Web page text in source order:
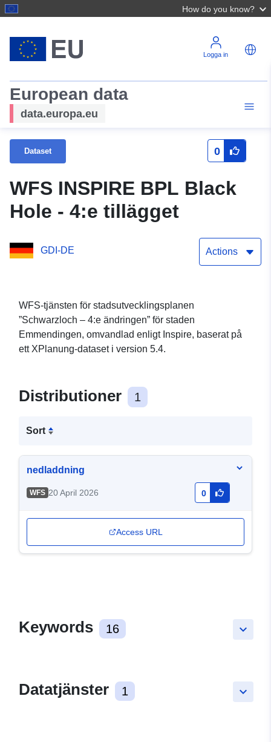
How do you know?
Logga in
European data
data.europa.eu
Dataset 0
WFS INSPIRE BPL Black
Hole - 4:e tillägget
GDI-DE Actions
WFS-tjänsten för stadsutvecklingsplanen
”Schwarzloch – 4:e ändringen” för staden
Emmendingen, omvandlad enligt Inspire, baserat på
ett XPlanung-dataset i version 5.4.
Distributioner 1
Sort
nedladdning
WFS 20 April 2026 0
Access URL
keyboard_arrow_down
Keywords 16
keyboard_arrow_down
Datatjänster 1